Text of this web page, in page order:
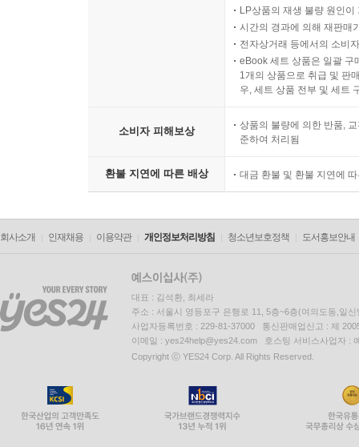
LP상품의 재생 불량 원인
시간의 경과에 의해 재판매
전자상거래 등에서의 소비
eBook 세트 상품은 일괄 구
1개의 상품으로 취급 및 판
우, 세트 상품 전부 및 세트
소비자 피해보상
상품의 불량에 의한 반품,
준하여 처리됨
환불 지연에 따른 배상 대금 환불 및 환불 지연에
회사소개 인재채용 이용약관 개인정보처리방침 청소년보호정책 도서홍보안내
대표 : 김석환, 최세라
주소 : 서울시 영등포구 은행로 11, 5층~6층(여의도동,일신
사업자등록번호 : 229-81-37000 통신판매업신고 : 제
이메일 : yes24help@yes24.com 호스팅 서비스사업자 :
Copyright ⓒ YES24 Corp. All Rights Reserved.